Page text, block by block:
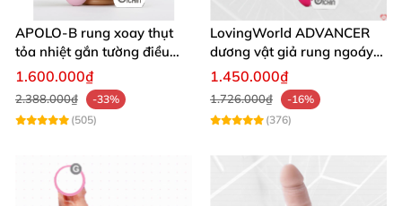
APOLO-B rung xoay thụt
tỏa nhiệt gắn tường điều
khiển từ xa đa chế độ
1.600.000₫
2.388.000₫
-33%
(505)
LovingWorld ADVANCER
dương vật giả rung ngoáy
thụt 7 chế độ
1.450.000₫
1.726.000₫
-16%
(376)